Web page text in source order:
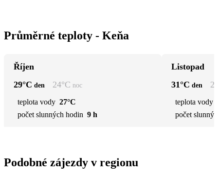
Průměrné teploty - Keňa
Říjen
29°C den 24°C noc
teplota vody 27°C
počet slunných hodin 9 h
Listopad
31°C den
teplota vody
počet
Podobné zájezdy v regionu